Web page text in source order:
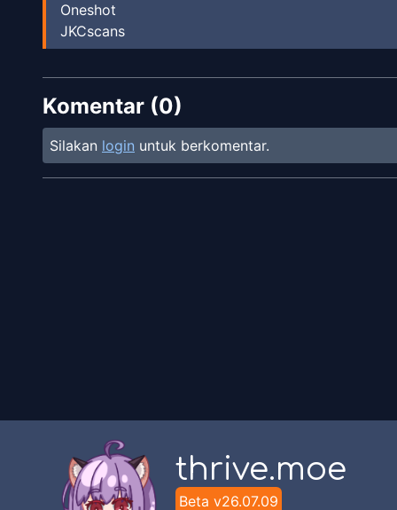
Oneshot
JKCscans
Komentar (0)
Silakan login untuk berkomentar.
thrive.moe
Beta v26.07.09